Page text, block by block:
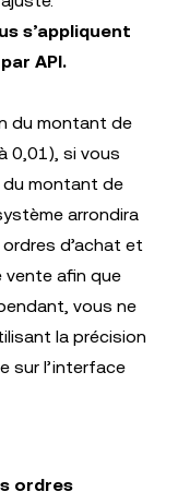
s’appliquent
API.
du montant de
0,01), si vous
du montant de
arrondira
d’achat et
vente afin que
vous ne
la précision
sur l’interface
ordres